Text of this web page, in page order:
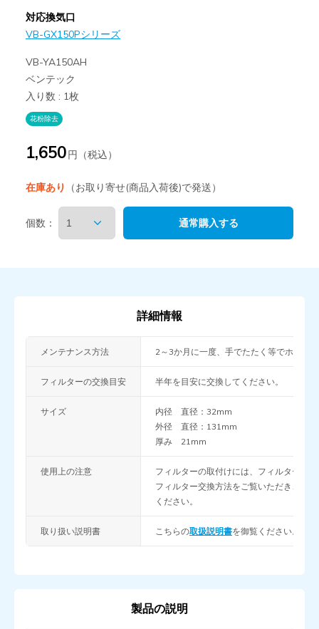
対応換気口
VB-GX150Pシリーズ
VB-YA150AH
ベンテック
入り数 : 1枚
花粉除去
1,650円（税込）
在庫あり （お取り寄せ(商品入荷後)で発送）
個数：
詳細情報
メンテナンス方法 2～3か月に一度、手でたたく等でホコリ
フィルターの交換目安 半年を目安に交換してください。
サイズ 内径 直径：32mm
外径 直径：131mm
厚み 21mm
使用上の注意
フィルターの取付けには、フィルター枠
フィルター交換方法をご覧いただき、専
ください。
取り扱い説明書 こちらの取扱説明書を御覧ください。
製品の説明